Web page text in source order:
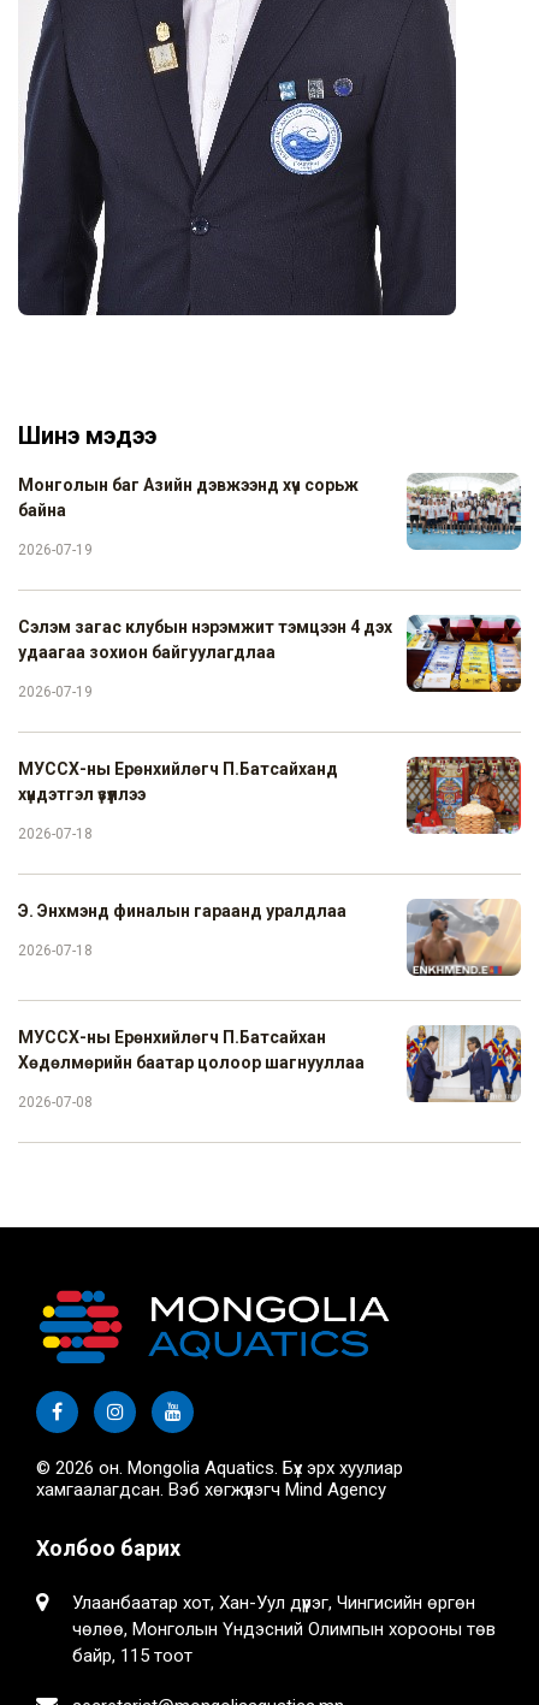
Шинэ мэдээ
Монголын баг Азийн дэвжээнд хүч сорьж
байна
2026-07-19
Сэлэм загас клубын нэрэмжит тэмцээн 4 дэх
удаагаа зохион байгуулагдлаа
2026-07-19
МУССХ-ны Ерөнхийлөгч П.Батсайханд
хүндэтгэл үзүүллээ
2026-07-18
Э. Энхмэнд финалын гараанд уралдлаа
2026-07-18
МУССХ-ны Ерөнхийлөгч П.Батсайхан
Хөдөлмөрийн баатар цолоор шагнууллаа
2026-07-08
© 2026 он. Mongolia Aquatics. Бүх эрх хуулиар
хамгаалагдсан. Вэб хөгжүүлэгч Mind Agency
Холбоо барих
Улаанбаатар хот, Хан-Уул дүүрэг, Чингисийн өргөн
чөлөө, Монголын Үндэсний Олимпын хорооны төв
байр, 115 тоот